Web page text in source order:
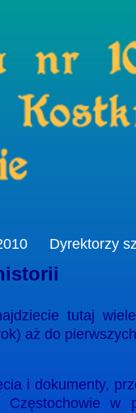
Dyrektorzy
tutaj
aż do
i dokumenty,
w